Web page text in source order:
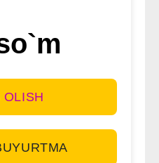
OLISH